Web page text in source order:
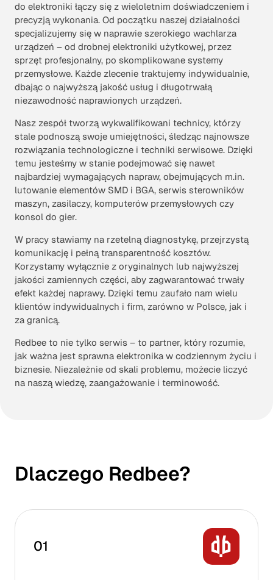
do elektroniki łączy się z wieloletnim doświadczeniem i
precyzją wykonania. Od początku naszej działalności
specjalizujemy się w naprawie szerokiego wachlarza
urządzeń – od drobnej elektroniki użytkowej, przez
sprzęt profesjonalny, po skomplikowane systemy
przemysłowe. Każde zlecenie traktujemy indywidualnie,
dbając o najwyższą jakość usług i długotrwałą
niezawodność naprawionych urządzeń.
Nasz zespół tworzą wykwalifikowani technicy, którzy
stale podnoszą swoje umiejętności, śledząc najnowsze
rozwiązania technologiczne i techniki serwisowe. Dzięki
temu jesteśmy w stanie podejmować się nawet
najbardziej wymagających napraw, obejmujących m.in.
lutowanie elementów SMD i BGA, serwis sterowników
maszyn, zasilaczy, komputerów przemysłowych czy
konsol do gier.
W pracy stawiamy na rzetelną diagnostykę, przejrzystą
komunikację i pełną transparentność kosztów.
Korzystamy wyłącznie z oryginalnych lub najwyższej
jakości zamiennych części, aby zagwarantować trwały
efekt każdej naprawy. Dzięki temu zaufało nam wielu
klientów indywidualnych i firm, zarówno w Polsce, jak i
za granicą.
Redbee to nie tylko serwis – to partner, który rozumie,
jak ważna jest sprawna elektronika w codziennym życiu i
biznesie. Niezależnie od skali problemu, możecie liczyć
na naszą wiedzę, zaangażowanie i terminowość.
Dlaczego Redbee?
01